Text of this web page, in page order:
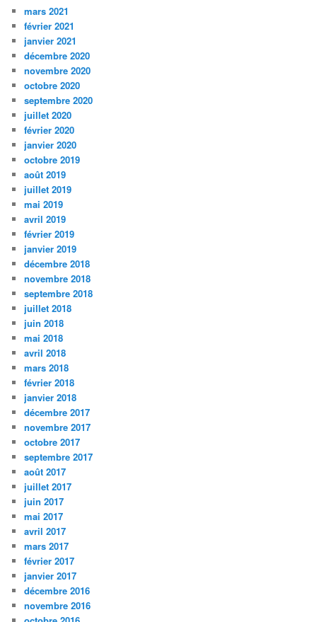
mars 2021
février 2021
janvier 2021
décembre 2020
novembre 2020
octobre 2020
septembre 2020
juillet 2020
février 2020
janvier 2020
octobre 2019
août 2019
juillet 2019
mai 2019
avril 2019
février 2019
janvier 2019
décembre 2018
novembre 2018
septembre 2018
juillet 2018
juin 2018
mai 2018
avril 2018
mars 2018
février 2018
janvier 2018
décembre 2017
novembre 2017
octobre 2017
septembre 2017
août 2017
juillet 2017
juin 2017
mai 2017
avril 2017
mars 2017
février 2017
janvier 2017
décembre 2016
novembre 2016